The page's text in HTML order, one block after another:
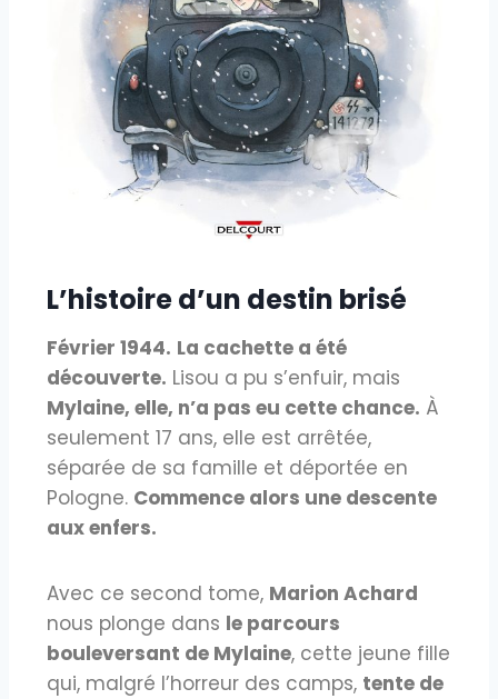
L’histoire d’un destin brisé
Février 1944. La cachette a été
découverte. Lisou a pu s’enfuir, mais
Mylaine, elle, n’a pas eu cette chance. À
seulement 17 ans, elle est arrêtée,
séparée de sa famille et déportée en
Pologne. Commence alors une descente
aux enfers.
Avec ce second tome, Marion Achard
nous plonge dans le parcours
bouleversant de Mylaine, cette jeune fille
qui, malgré l’horreur des camps, tente de